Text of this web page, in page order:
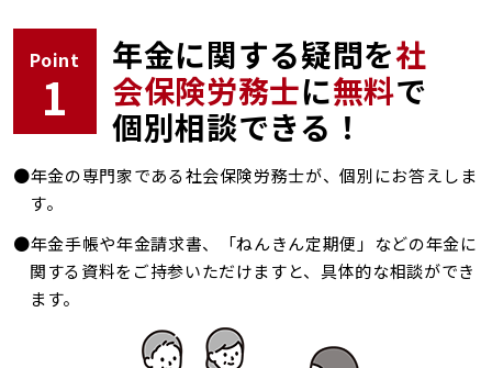
Point
1
年金に関する疑問を社
会保険労務士に無料で
個別相談できる！
●年金の専門家である社会保険労務士が、個別にお答えしま
す。
●年金手帳や年金請求書、「ねんきん定期便」などの年金に
関する資料をご持参いただけますと、具体的な相談ができ
ます。